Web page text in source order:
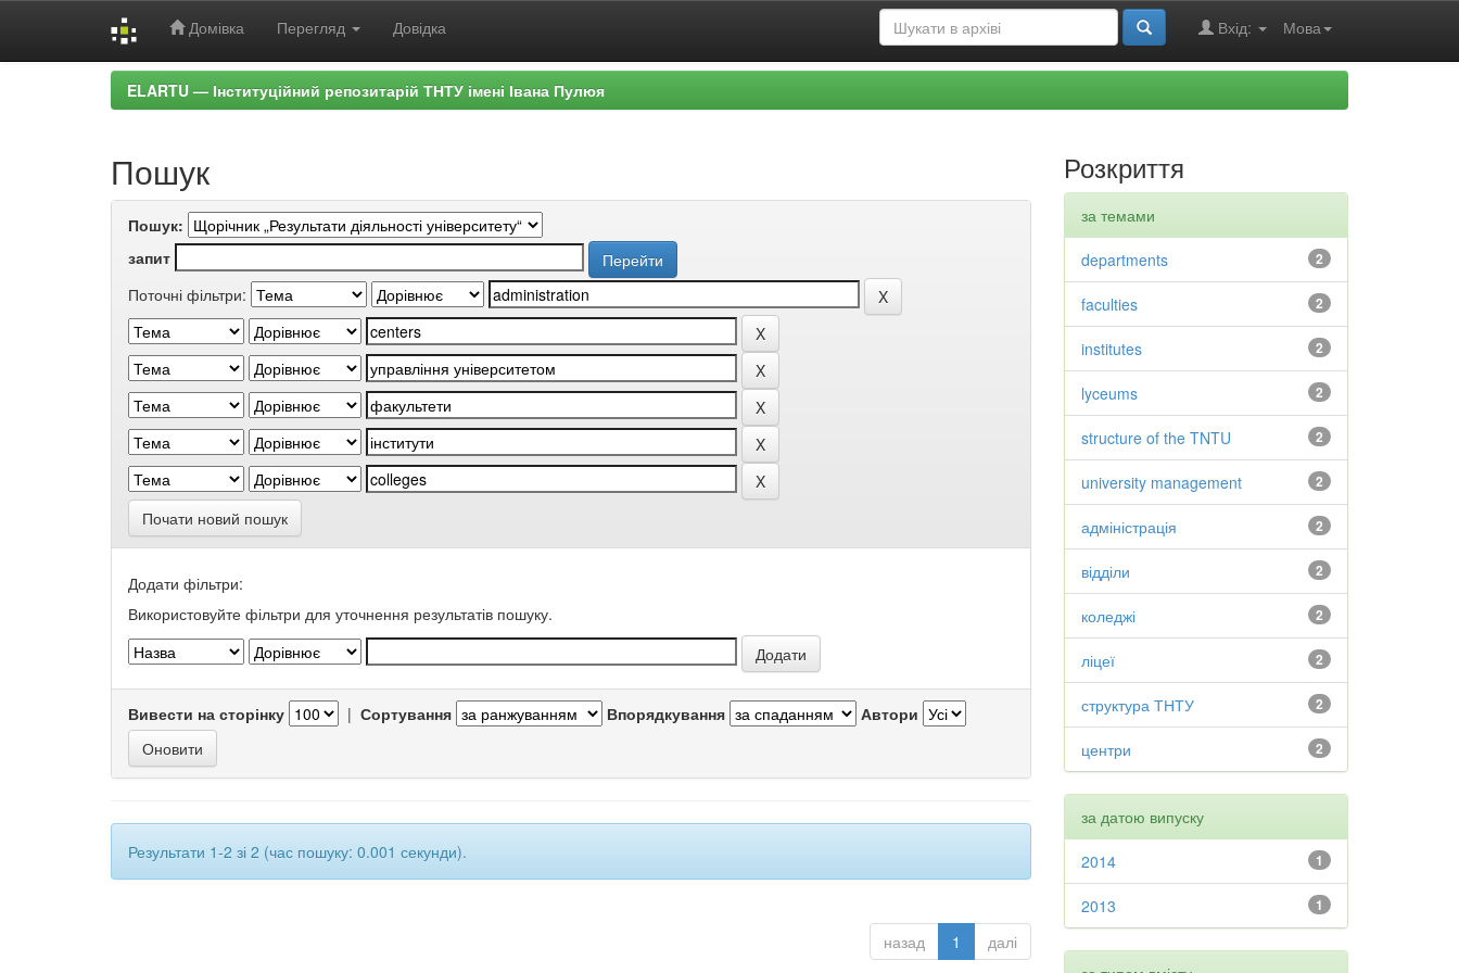
Домівка Перегляд Довідка Мова
Вхід:
ELARTU — Інституційний репозитарій ТНТУ імені Івана Пулюя
Пошук
Пошук:
запит
Поточні фільтри:
Почати новий пошук
Додати фільтри:
Використовуйте фільтри для уточнення результатів пошуку.
Вивести на сторінку | Сортування Впорядкування Автори
Результати 1-2 зі 2 (час пошуку: 0.001 секунди).
назад 1 далі
Розкриття
за темами
2
departments
2
faculties
2
institutes
2
lyceums
2
structure of the TNTU
2
university management
2
адміністрація
2
відділи
2
коледжі
2
ліцеї
2
структура ТНТУ
2
центри
за датою випуску
1
2014
1
2013